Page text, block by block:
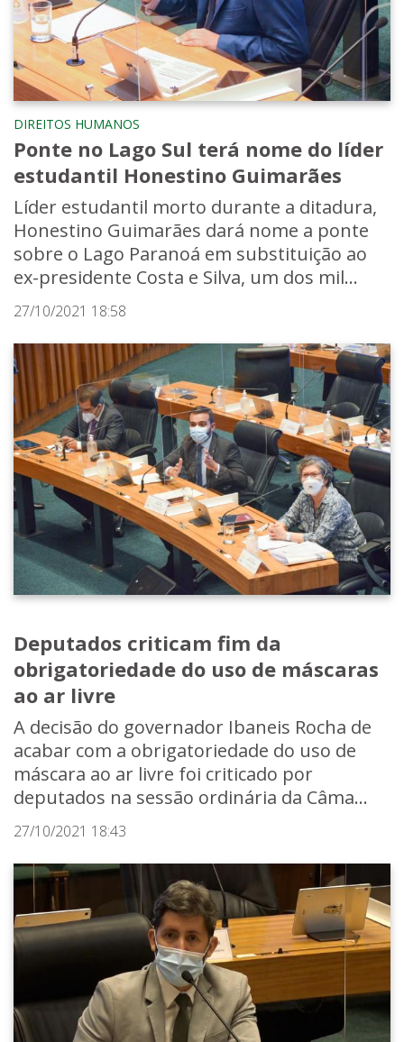
DIREITOS HUMANOS
Ponte no Lago Sul terá nome do líder
estudantil Honestino Guimarães
Líder estudantil morto durante a ditadura,
Honestino Guimarães dará nome a ponte
sobre o Lago Paranoá em substituição ao
ex-presidente Costa e Silva, um dos mil...
27/10/2021 18:58
Deputados criticam fim da
obrigatoriedade do uso de máscaras
ao ar livre
A decisão do governador Ibaneis Rocha de
acabar com a obrigatoriedade do uso de
máscara ao ar livre foi criticado por
deputados na sessão ordinária da Câma...
27/10/2021 18:43